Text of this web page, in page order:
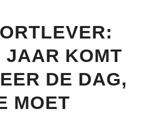
JAAR KOMT
DE DAG,
MOET